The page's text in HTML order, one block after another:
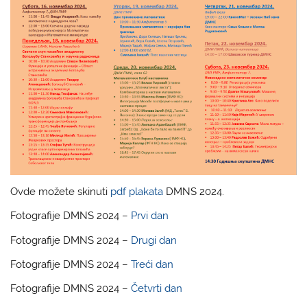
Ovde možete skinuti pdf plakata DMNS 2024.
Fotografije DMNS 2024 – Prvi dan
Fotografije DMNS 2024 – Drugi dan
Fotografije DMNS 2024 –Treći dan
Fotografije DMNS 2024 –Četvrti dan